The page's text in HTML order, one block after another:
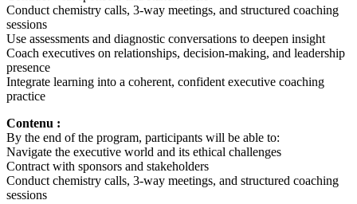
Conduct chemistry calls, 3‑way meetings, and structured coaching
sessions
Use assessments and diagnostic conversations to deepen insight
Coach executives on relationships, decision‑making, and leadership
presence
Integrate learning into a coherent, confident executive coaching
practice
Contenu :
By the end of the program, participants will be able to:
Navigate the executive world and its ethical challenges
Contract with sponsors and stakeholders
Conduct chemistry calls, 3‑way meetings, and structured coaching
sessions